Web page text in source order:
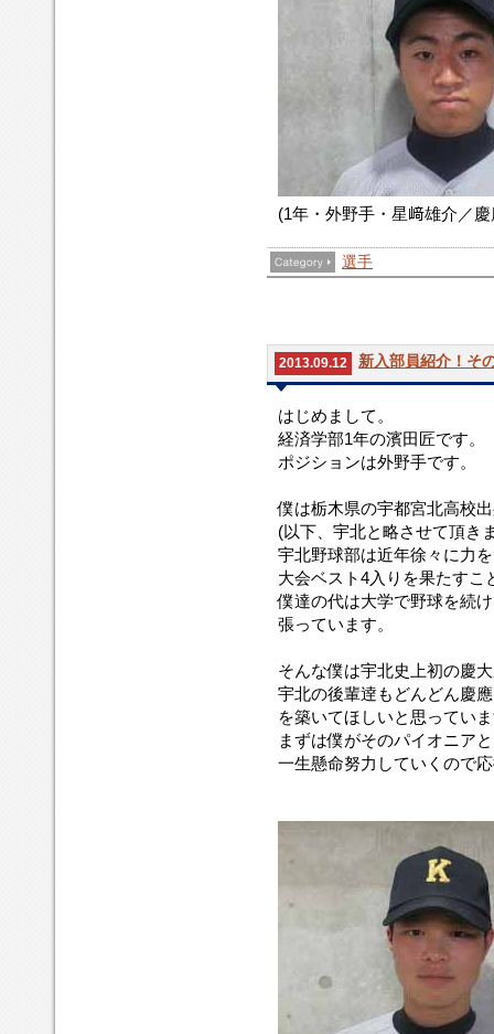
(1年・外野手・星﨑雄介／
選手
2013.09.12 新入部員紹介！そ
はじめまして。
経済学部1年の濱田匠です。
ポジションは外野手です。
僕は栃木県の宇都宮北高校
(以下、宇北と略させて頂き
宇北野球部は近年徐々に力
大会ベスト4入りを果たすこ
僕達の代は大学で野球を続
張っています。
そんな僕は宇北史上初の慶
宇北の後輩逹もどんどん慶
を築いてほしいと思ってい
まずは僕がそのパイオニア
一生懸命努力していくので